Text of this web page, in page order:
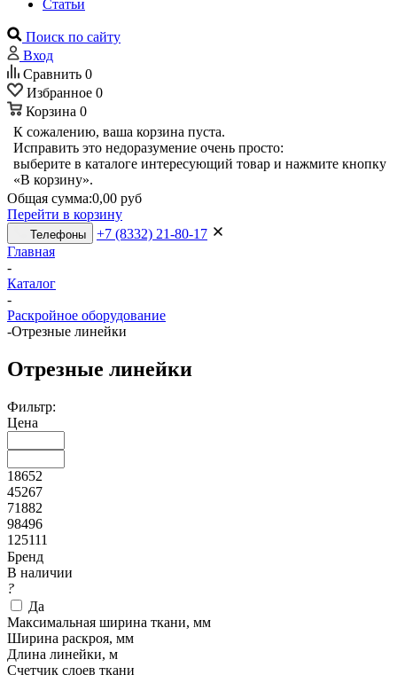
Статьи
Поиск по сайту
Вход
Сравнить 0
Избранное 0
Корзина 0
К сожалению, ваша корзина пуста.
Исправить это недоразумение очень просто:
выберите в каталоге интересующий товар и нажмите кнопку
«В корзину».
Общая сумма:0,00 руб
Перейти в корзину
Телефоны
+7 (8332) 21-80-17
Главная
-
Каталог
-
Раскройное оборудование
-Отрезные линейки
Отрезные линейки
Фильтр:
Цена
18652
45267
71882
98496
125111
Бренд
В наличии
?
Да
Максимальная ширина ткани, мм
Ширина раскроя, мм
Длина линейки, м
Счетчик слоев ткани